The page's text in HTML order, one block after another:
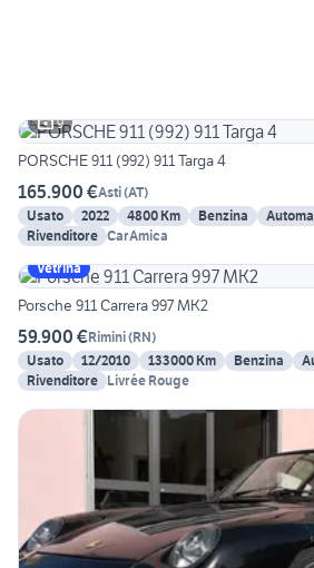
9
PORSCHE 911 (992) 911 Targa 4
165.900 €Asti(AT)
Usato
2022 4800 Km Benzina
Rivenditore CarAmica
Vetrina
Porsche 911 Carrera 997 MK2
59.900 €Rimini(RN)
Usato
12/2010 133000 Km Benzina
Rivenditore Livrée Rouge